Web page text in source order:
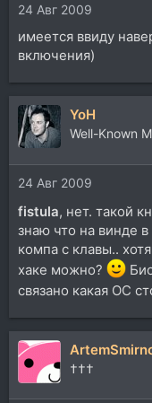
24 Авг 2009
имеется ввиду
включения)
YoH
Well-Known
24 Авг 2009
fistula, нет. такой
знаю что на винде
компа с клавы..
хаке можно?
связано какая ОС
†††